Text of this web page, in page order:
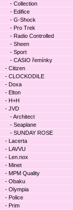
- Collection
- Edifice
- G-Shock
- Pro Trek
- Radio Controlled
- Sheen
- Sport
- CASIO řemínky
- Citizen
- CLOCKODILE
- Doxa
- Elton
- H+H
- JVD
- Architect
- Seaplane
- SUNDAY ROSE
- Lacerta
- LAVVU
- Len.nox
- Minet
- MPM Quality
- Obaku
- Olympia
- Police
- Prim